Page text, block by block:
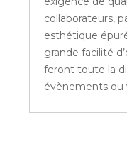
collaborateurs,
esthétique
grande facilité
feront toute la
évènements ou